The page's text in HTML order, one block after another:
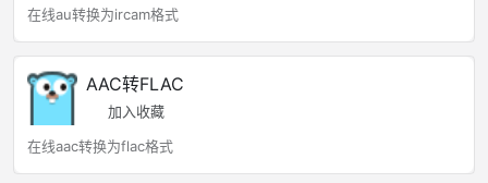
在线au转换为ircam格式
AAC转FLAC
加入收藏
在线aac转换为flac格式